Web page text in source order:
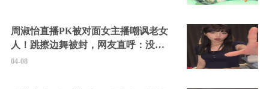
周淑怡直播PK被对面女主播嘲讽老女
人！跳擦边舞被封，网友直呼：没边
硬擦封的好！
04-08